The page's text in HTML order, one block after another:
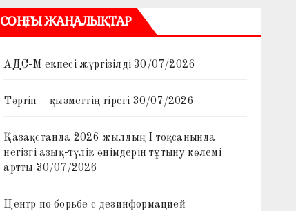
СОҢҒЫ ЖАҢАЛЫҚТАР
АДС-М екпесі жүргізілді 30/07/2026
Тәртіп – қызметтің тірегі 30/07/2026
Қазақстанда 2026 жылдың I тоқсанында
негізгі азық-түлік өнімдерін тұтыну көлемі
артты 30/07/2026
Центр по борьбе с дезинформацией